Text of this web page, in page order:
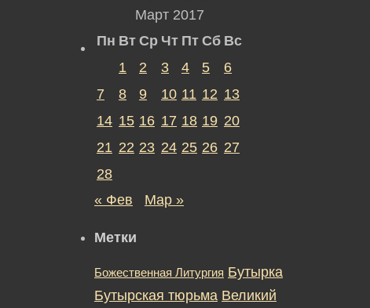
Март 2017
Пн Вт Ср Чт Пт Сб Вс
1
2 3 4 5
6
7
8 9 10 11 12 13
14 15 16 17 18 19 20
21 22 23 24 25 26 27
28
« Фев
Мар »
Метки
Божественная Литургия Бутырка
Бутырская тюрьма Великий